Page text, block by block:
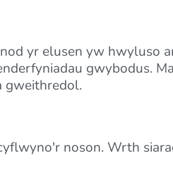
yr elusen yw hwyluso
gwybodus.
gweithredol.
noson. Wrth